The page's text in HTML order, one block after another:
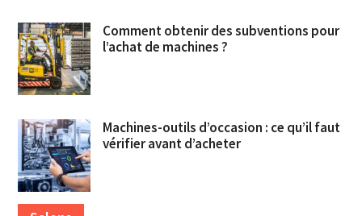
Comment obtenir des subventions pour
l’achat de machines ?
Machines-outils d’occasion : ce qu’il faut
vérifier avant d’acheter